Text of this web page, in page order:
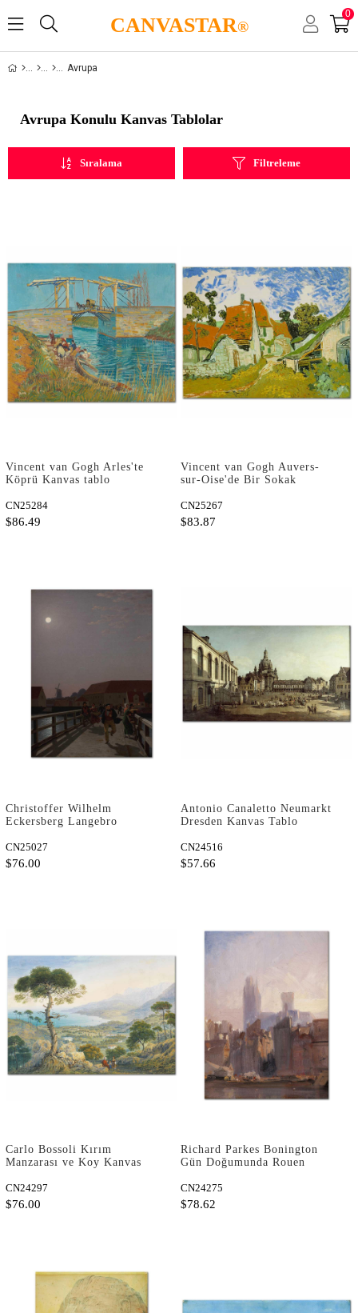
CANVASTAR®
0
Avrupa
Avrupa Konulu Kanvas Tablolar
Filtreleme
Sıralama
Vincent van Gogh Arles'te
Köprü Kanvas tablo
CN25284
$86.49
Vincent van Gogh Auvers-
sur-Oise'de Bir Sokak
CN25267
$83.87
Christoffer Wilhelm
Eckersberg Langebro
CN25027
$76.00
Antonio Canaletto Neumarkt
Dresden Kanvas Tablo
CN24516
$57.66
Carlo Bossoli Kırım
Manzarası ve Koy Kanvas
CN24297
$76.00
Richard Parkes Bonington
Gün Doğumunda Rouen
CN24275
$78.62